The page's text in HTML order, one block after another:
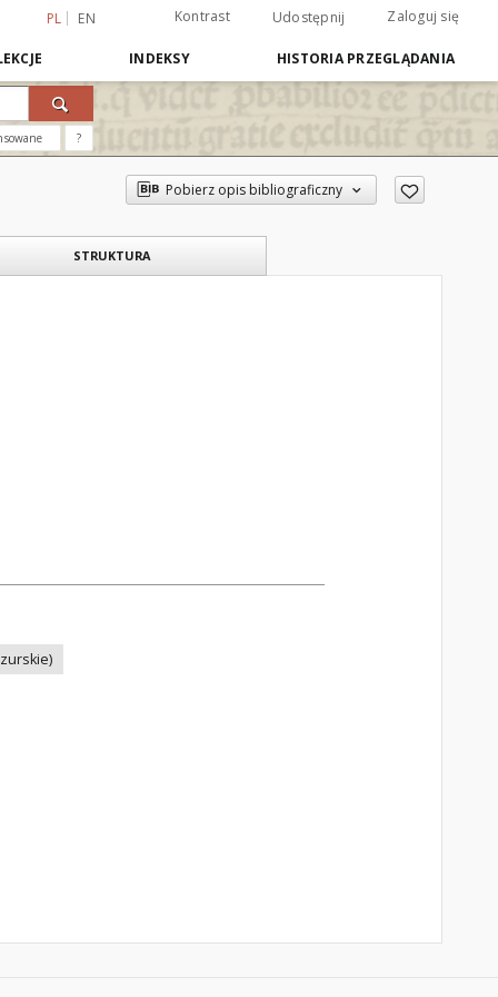
PL EN Kontrast Udostępnij Zaloguj się
INDEKSY HISTORIA PRZEGLĄDANIA
?
Pobierz opis bibliograficzny
STRUKTURA